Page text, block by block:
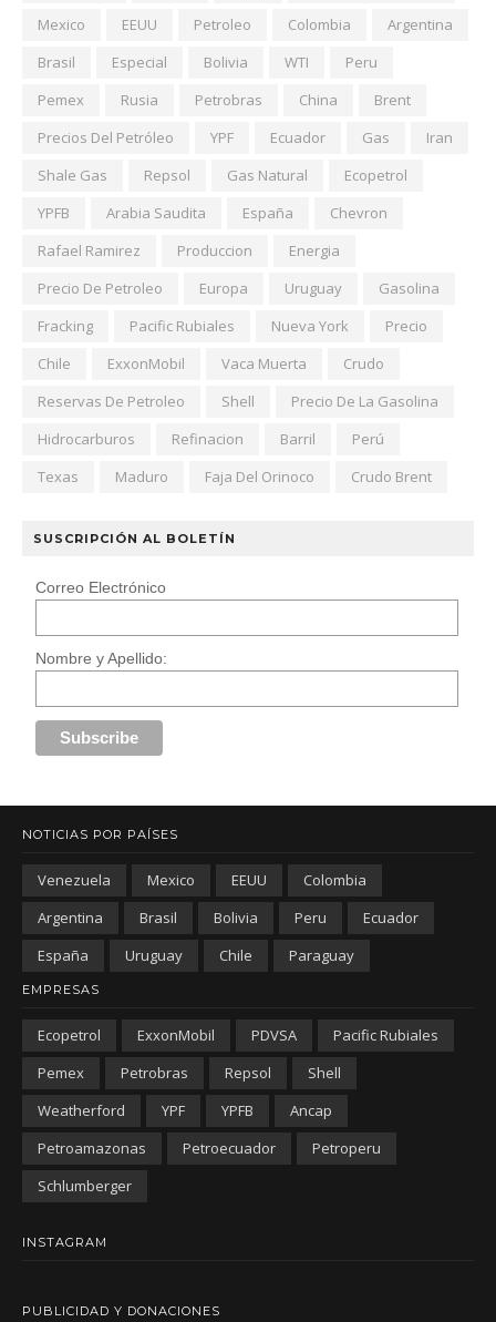
Mexico
EEUU Petroleo Colombia
Argentina
Brasil
Especial Bolivia WTI
Peru
Pemex
Rusia Petrobras China
Brent
Precios Del Petróleo
YPF Ecuador Gas
Iran
Shale Gas
Repsol Gas Natural
Ecopetrol
YPFB
Arabia Saudita España
Chevron
Rafael Ramirez
Produccion
Energia
Precio De Petroleo
Europa Uruguay
Gasolina
Fracking
Pacific Rubiales Nueva York
Precio
Chile
ExxonMobil Vaca Muerta
Crudo
Reservas De Petroleo
Shell
Precio De La Gasolina
Hidrocarburos
Refinacion Barril
Perú
Texas
Maduro Faja Del Orinoco Crudo Brent
SUSCRIPCIÓN AL BOLETÍN
Correo Electrónico
Nombre y Apellido:
NOTICIAS POR PAÍSES
Venezuela Mexico EEUU
Colombia
Argentina
Brasil Bolivia Peru
Ecuador
España
Uruguay Chile Paraguay
EMPRESAS
Ecopetrol ExxonMobil PDVSA
Pacific Rubiales
Pemex
Petrobras Repsol
Shell
Weatherford
YPF YPFB
Ancap
Petroamazonas
Petroecuador
Petroperu
Schlumberger
INSTAGRAM
PUBLICIDAD Y DONACIONES